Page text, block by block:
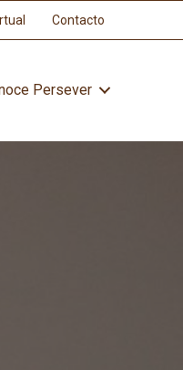
Contacto
Persever